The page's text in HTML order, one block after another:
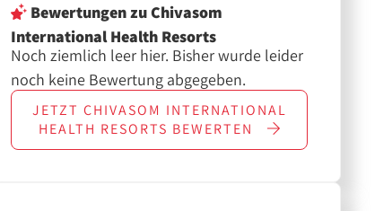
Bewertungenzu Chivasom
International Health Resorts
Noch ziemlich leer hier. Bisher wurde leider
noch keine Bewertung abgegeben.
JETZT CHIVASOM INTERNATIONAL
HEALTH RESORTS BEWERTEN